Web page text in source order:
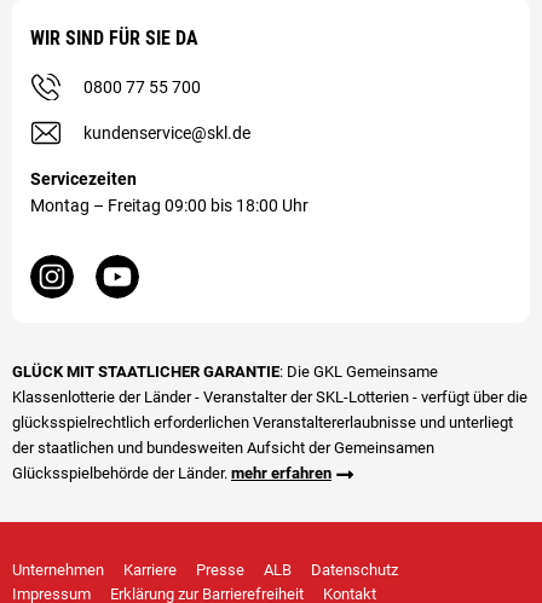
WIR SIND FÜR SIE DA
0800 77 55 700
kundenservice@skl.de
Servicezeiten
Montag – Freitag 09:00 bis 18:00 Uhr
GLÜCK MIT STAATLICHER GARANTIE: Die GKL Gemeinsame
Klassenlotterie der Länder - Veranstalter der SKL-Lotterien - verfügt über die
glücks­spiel­rechtlich erforderlichen Veranstalter­erlaubnisse und unterliegt
der staatlichen und bundesweiten Aufsicht der Gemeinsamen
Glücksspielbehörde der Länder. mehr erfahren
Unternehmen Karriere Presse ALB
Datenschutz
Impressum
Erklärung zur Barrierefreiheit Kontakt